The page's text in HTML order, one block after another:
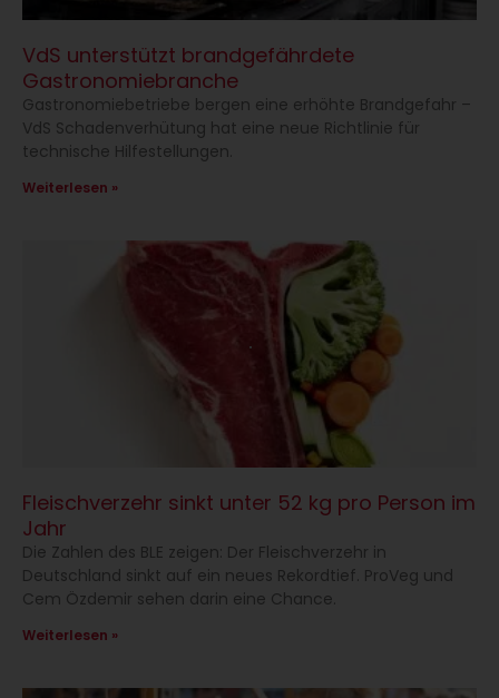
VdS unterstützt brandgefährdete
Gastronomiebranche
Gastronomiebetriebe bergen eine erhöhte Brandgefahr –
VdS Schadenverhütung hat eine neue Richtlinie für
technische Hilfestellungen.
Weiterlesen »
Fleischverzehr sinkt unter 52 kg pro Person im
Jahr
Die Zahlen des BLE zeigen: Der Fleischverzehr in
Deutschland sinkt auf ein neues Rekordtief. ProVeg und
Cem Özdemir sehen darin eine Chance.
Weiterlesen »